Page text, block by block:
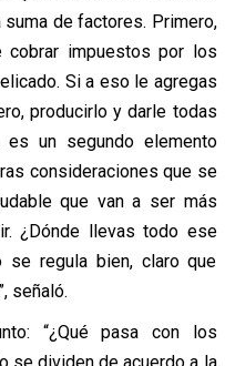
de factores. Primero,
cobrar impuestos por los
Si a eso le agregas
producirlo y darle todas
un segundo elemento
consideraciones que se
que van a ser más
¿Dónde llevas todo ese
se regula bien, claro que
señaló.
“¿Qué pasa con los
se dividen de acuerdo a la